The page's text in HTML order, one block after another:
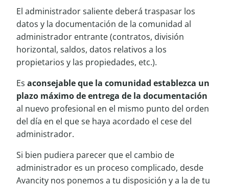
El administrador saliente deberá traspasar los
datos y la documentación de la comunidad al
administrador entrante (contratos, división
horizontal, saldos, datos relativos a los
propietarios y las propiedades, etc.).
Es aconsejable que la comunidad establezca un
plazo máximo de entrega de la documentación
al nuevo profesional en el mismo punto del orden
del día en el que se haya acordado el cese del
administrador.
Si bien pudiera parecer que el cambio de
administrador es un proceso complicado, desde
Avancity nos ponemos a tu disposición y a la de tu